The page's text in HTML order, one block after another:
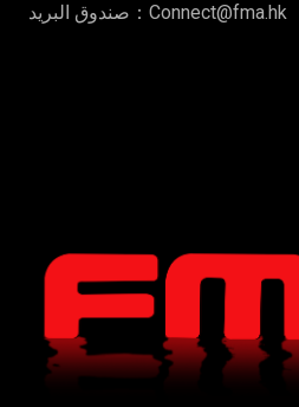
صندوق البريد：Connect@fma.hk